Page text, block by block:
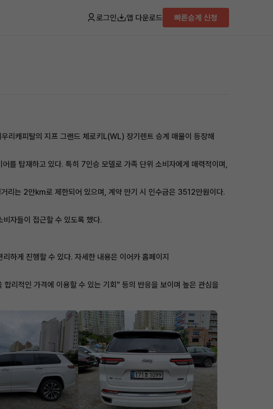
로그인 앱 다운로드 빠른승계 신청
리캐피탈의 지프 그랜드 체로키L(WL) 장기렌트 승계 매물이 등장해
를 탑재하고 있다. 특히 7인승 모델로 가족 단위 소비자에게 매력적이며,
리는 2만km로 제한되어 있으며, 계약 만기 시 인수금은 3512만원이다.
자들이 접근할 수 있도록 했다.
하게 진행할 수 있다. 자세한 내용은 이어카 홈페이지
리적인 가격에 이용할 수 있는 기회" 등의 반응을 보이며 높은 관심을